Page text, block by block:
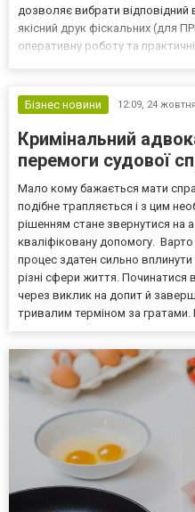
дозволяє вибрати відповідний
якісний друк фіскальних (для
оперативну роботу та
Бізнес новини
12:09, 24
Кримінальний
перемоги судової
Мало кому бажається мати
подібне трапляється і з цим
рішенням стане звернутися на
кваліфіковану допомогу.
процес здатен сильно
різні сфери життя. Починатися
через виклик на допит й
тривалим терміном за гратами.